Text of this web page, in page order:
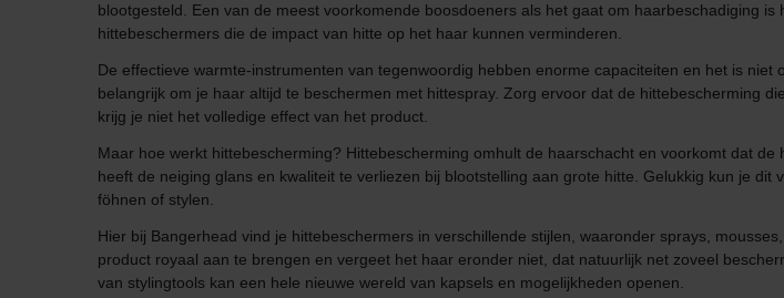
blootgesteld. Een van de meest voorkomende boosdoeners als het gaat om haarbeschadiging
hittebeschermers die de impact van hitte op het haar kunnen verminderen.
De effectieve warmte-instrumenten van tegenwoordig hebben enorme capaciteiten en het is
belangrijk om je haar altijd te beschermen met hittespray. Zorg ervoor dat de hittebescherming
krijg je niet het volledige effect van het product.
Maar hoe werkt hittebescherming? Hittebescherming omhult de haarschacht en voorkomt dat
heeft de neiging glans en kwaliteit te verliezen bij blootstelling aan grote hitte. Gelukkig kun je
föhnen of stylen.
Hier bij Bangerhead vind je hittebeschermers in verschillende stijlen, waaronder sprays,
product royaal aan te brengen en vergeet het haar eronder niet, dat natuurlijk net zoveel
van stylingtools kan een hele nieuwe wereld van kapsels en mogelijkheden openen.